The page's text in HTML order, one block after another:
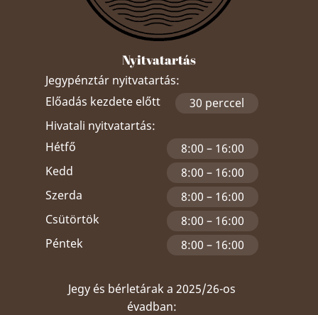
Nyitvatartás
Jegypénztár nyitvatartás:
Előadás kezdete előtt
30 perccel
Hivatali nyitvatartás:
Hétfő
8:00 – 16:00
Kedd
8:00 – 16:00
Szerda
8:00 – 16:00
Csütörtök
8:00 – 16:00
Péntek
8:00 – 16:00
Jegy és bérletárak a 2025/26-os
évadban: